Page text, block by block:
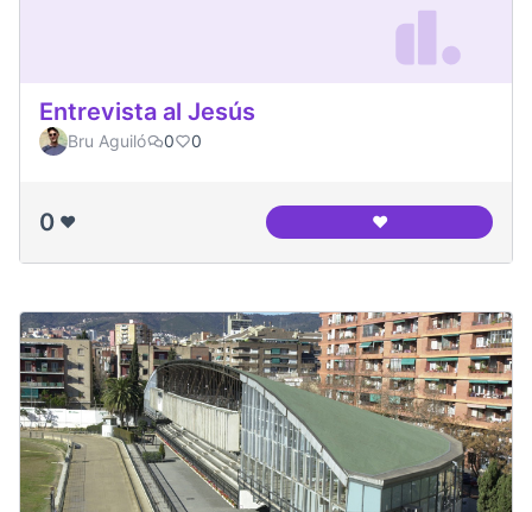
Entrevista al Jesús
Bru Aguiló 0 0
0 ❤️ ❤️Entrevista al Jesús